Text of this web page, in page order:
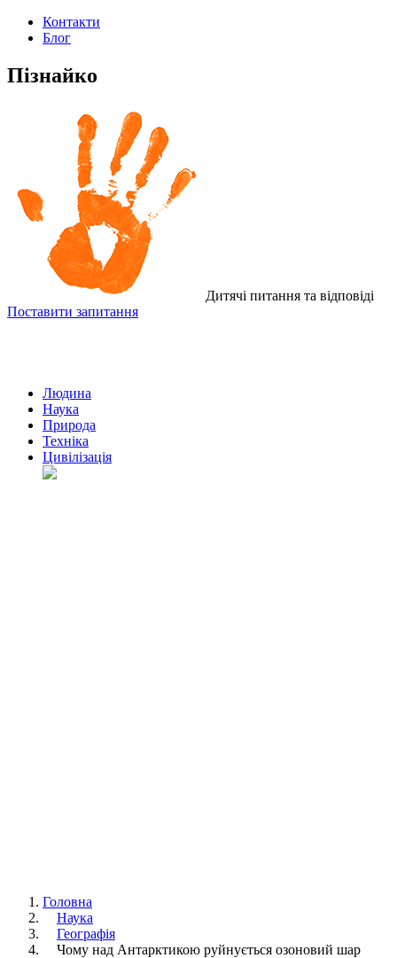
Контакти
Блог
Пізнайко
Дитячі питання та відповіді
Поставити запитання
Людина
Наука
Природа
Техніка
Цивілізація
Головна
Наука
Географія
Чому над Антарктикою руйнується озоновий шар